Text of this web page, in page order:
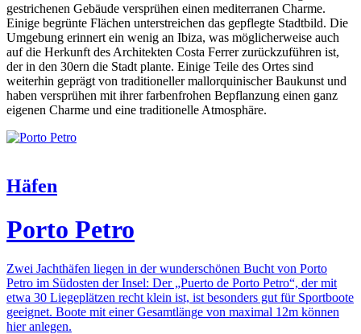
gestrichenen Gebäude versprühen einen mediterranen Charme.
Einige begrünte Flächen unterstreichen das gepflegte Stadtbild. Die
Umgebung erinnert ein wenig an Ibiza, was möglicherweise auch
auf die Herkunft des Architekten Costa Ferrer zurückzuführen ist,
der in den 30ern die Stadt plante. Einige Teile des Ortes sind
weiterhin geprägt von traditioneller mallorquinischer Baukunst und
haben versprühen mit ihrer farbenfrohen Bepflanzung einen ganz
eigenen Charme und eine traditionelle Atmosphäre.
Häfen
Porto Petro
Zwei Jachthäfen liegen in der wunderschönen Bucht von Porto
Petro im Südosten der Insel: Der „Puerto de Porto Petro“, der mit
etwa 30 Liegeplätzen recht klein ist, ist besonders gut für Sportboote
geeignet. Boote mit einer Gesamtlänge von maximal 12m können
hier anlegen.